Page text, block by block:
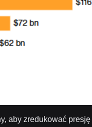
aby zredukować